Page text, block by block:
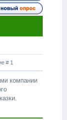
# 1
компании